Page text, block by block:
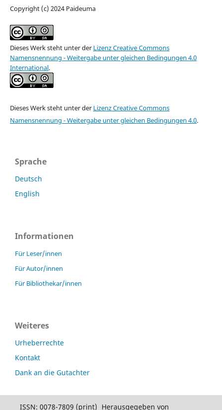
Copyright (c) 2024 Paideuma
Dieses Werk steht unter der Lizenz Creative Commons
Namensnennung - Weitergabe unter gleichen Bedingungen 4.0
International.
Dieses Werk steht unter der Lizenz Creative Commons
Namensnennung - Weitergabe unter gleichen Bedingungen 4.0.
Sprache
Deutsch
English
Informationen
Für Leser/innen
Für Autor/innen
Für Bibliothekar/innen
Weiteres
Urheberrechte
Kontakt
Dank an die Gutachter
ISSN: 0078-7809 (print) Herausgegeben von